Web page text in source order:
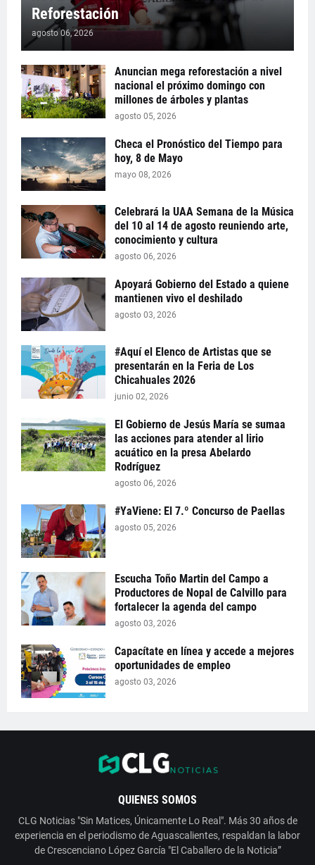
Reforestación
agosto 06, 2026
Anuncian mega reforestación a nivel
nacional el próximo domingo con
millones de árboles y plantas
agosto 05, 2026
Checa el Pronóstico del Tiempo para
hoy, 8 de Mayo
mayo 08, 2026
Celebrará la UAA Semana de la Música
del 10 al 14 de agosto reuniendo arte,
conocimiento y cultura
agosto 06, 2026
Apoyará Gobierno del Estado a quiene
mantienen vivo el deshilado
agosto 03, 2026
#Aquí el Elenco de Artistas que se
presentarán en la Feria de Los
Chicahuales 2026
junio 02, 2026
El Gobierno de Jesús María se sumaa
las acciones para atender al lirio
acuático en la presa Abelardo
Rodríguez
agosto 06, 2026
#YaViene: El 7.º Concurso de Paellas
agosto 05, 2026
Escucha Toño Martin del Campo a
Productores de Nopal de Calvillo para
fortalecer la agenda del campo
agosto 03, 2026
Capacítate en línea y accede a mejores
oportunidades de empleo
agosto 03, 2026
QUIENES SOMOS
CLG Noticias "Sin Matices, Únicamente Lo Real". Más 30 años de
experiencia en el periodismo de Aguascalientes, respaldan la labor
de Crescenciano López García "El Caballero de la Noticia”